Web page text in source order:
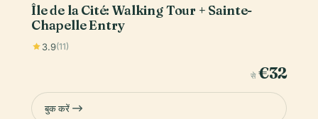
Île de la Cité: Walking Tour + Sainte-
Chapelle Entry
3.9(11)
से €32
बुक करें